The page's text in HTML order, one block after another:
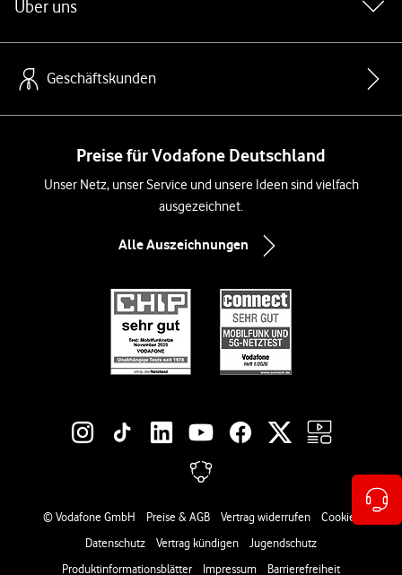
Über uns
Geschäftskunden
Preise für Vodafone Deutschland
Unser Netz, unser Service und unsere Ideen sind vielfach
ausgezeichnet.
Alle Auszeichnungen
Social-Media-Links
Rechtliche Links
© Vodafone GmbH Preise & AGB Vertrag widerrufen
Cookies
Datenschutz
Vertrag kündigen
Jugendschutz
Produktinformationsblätter
Impressum Barrierefreiheit